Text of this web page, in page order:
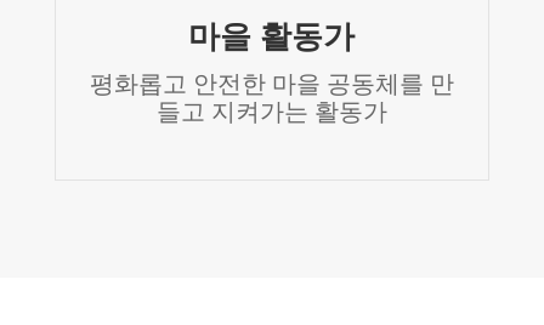
마을 활동가
평화롭고 안전한 마을 공동체를 만
들고 지켜가는 활동가